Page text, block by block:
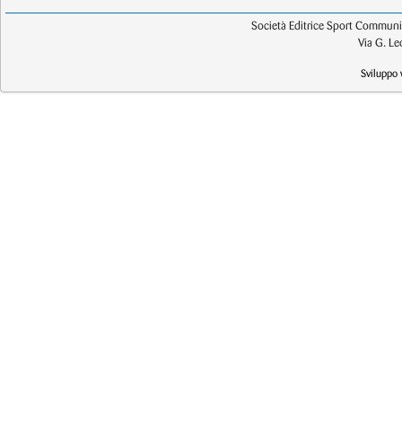
Società Editrice Sport
Via G.
Sviluppo